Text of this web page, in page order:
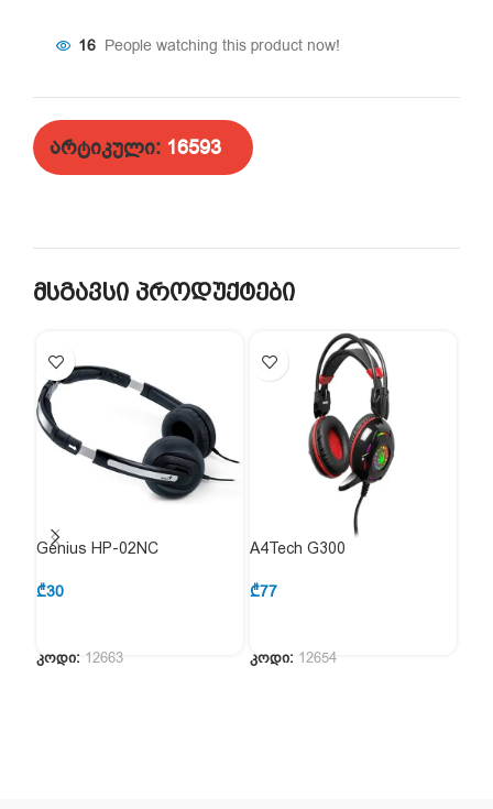
16 People watching this product now!
არტიკული: 16593
მსგავსი პროდუქტები
Genius HP-02NC
₾30
კოდი: 12663
A4Tech G300
₾77
კოდი: 12654